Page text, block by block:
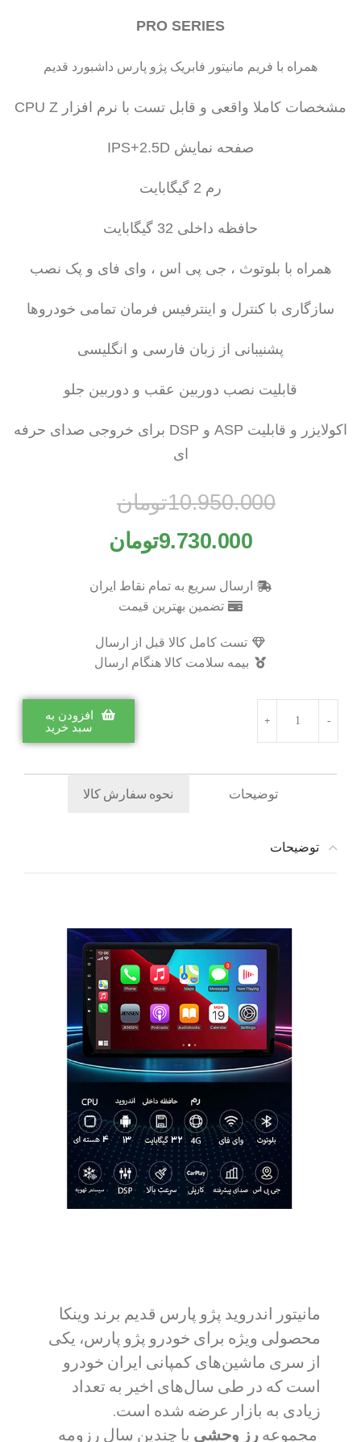
PRO SERIES
همراه با فریم مانیتور فابریک پژو پارس داشبورد قدیم
مشخصات کاملا واقعی و قابل تست با نرم افزار CPU Z
صفحه نمایش IPS+2.5D
رم 2 گیگابایت
حافظه داخلی 32 گیگابایت
همراه با بلوتوث ، جی پی اس ، وای فای و پک نصب
سازگاری با کنترل و اینترفیس فرمان تمامی خودروها
پشنیبانی از زبان فارسی و انگلیسی
قابلیت نصب دوربین عقب و دوربین جلو
اکولایزر و قابلیت ASP و DSP برای خروجی صدای حرفه
ای
10.950.000تومان
9.730.000تومان
ارسال سریع به تمام نقاط ایران
تضمین بهترین قیمت
تست کامل کالا قبل از ارسال
بیمه سلامت کالا هنگام ارسال
افزودن به
سبد خرید
توضیحات نحوه سفارش کالا
توضیحات
مانیتور اندروید پژو پارس قدیم برند وینکا
محصولی ویژه برای خودرو پژو پارس، یکی
از سری ماشین‌های کمپانی ایران خودرو
است که در طی سال‌های اخیر به تعداد
زیادی به بازار عرضه شده است.
مجموعه رز وحشی با چندین سال رزومه